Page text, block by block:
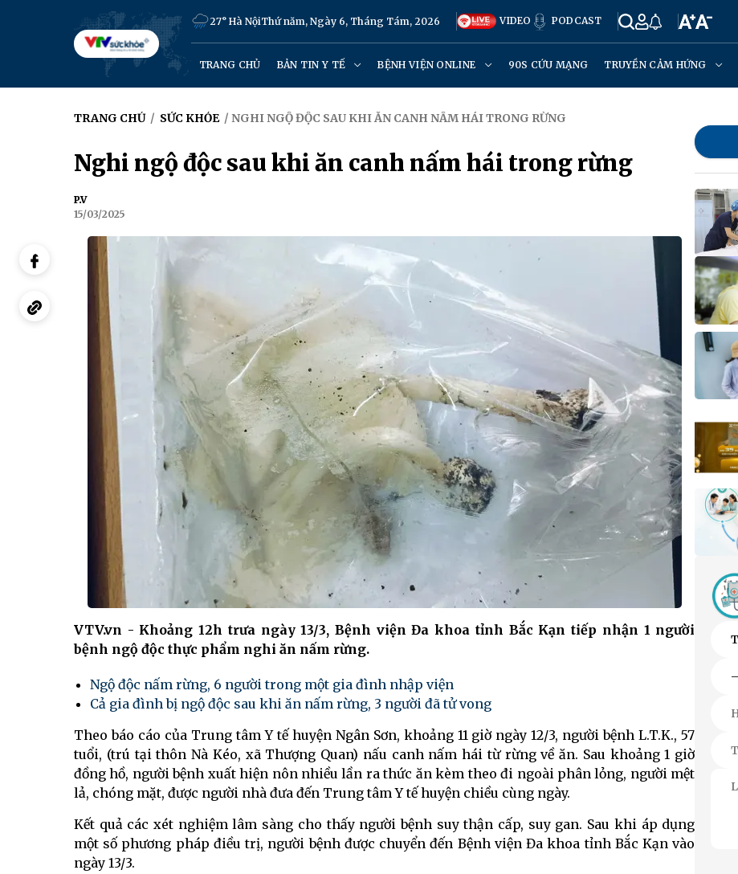
27° Hà NộiThứ năm, Ngày 6, Tháng Tám, 2026 VIDEO PODCAST
TRANG CHỦ BẢN TIN Y TẾ BỆNH VIỆN ONLINE 90S CỨU MẠNG TRUYỀN CẢM HỨNG
TRANG CHỦ / SỨC KHỎE / NGHI NGỘ ĐỘC SAU KHI ĂN CANH NẤM HÁI TRONG RỪNG
Nghi ngộ độc sau khi ăn canh nấm hái trong rừng
P.V
15/03/2025
VTV.vn - Khoảng 12h trưa ngày 13/3, Bệnh viện Đa khoa tỉnh Bắc Kạn tiếp nhận 1 người
bệnh ngộ độc thực phẩm nghi ăn nấm rừng.
Ngộ độc nấm rừng, 6 người trong một gia đình nhập viện
Cả gia đình bị ngộ độc sau khi ăn nấm rừng, 3 người đã tử vong
Theo báo cáo của Trung tâm Y tế huyện Ngân Sơn, khoảng 11 giờ ngày 12/3, người bệnh L.T.K., 57
tuổi, (trú tại thôn Nà Kéo, xã Thượng Quan) nấu canh nấm hái từ rừng về ăn. Sau khoảng 1 giờ
đồng hồ, người bệnh xuất hiện nôn nhiều lần ra thức ăn kèm theo đi ngoài phân lỏng, người mệt
lả, chóng mặt, được người nhà đưa đến Trung tâm Y tế huyện chiều cùng ngày.
Kết quả các xét nghiệm lâm sàng cho thấy người bệnh suy thận cấp, suy gan. Sau khi áp dụng
một số phương pháp điều trị, người bệnh được chuyển đến Bệnh viện Đa khoa tỉnh Bắc Kạn vào
ngày 13/3.